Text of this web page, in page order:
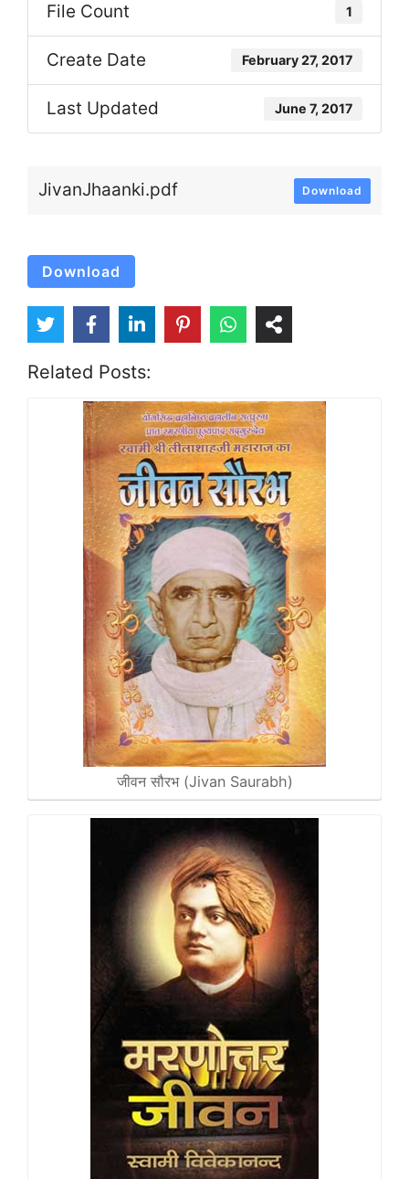
File Count 1
Create Date February 27, 2017
Last Updated June 7, 2017
JivanJhaanki.pdf Download
Download
Related Posts:
जीवन सौरभ (Jivan Saurabh)